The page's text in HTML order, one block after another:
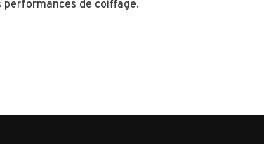
de coiffage.